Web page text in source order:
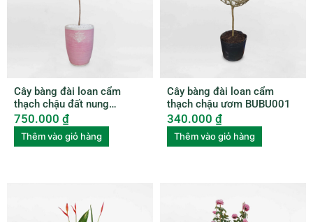
Cây bàng đài loan cẩm
thạch chậu đất nung
BUBU006
750.000 ₫
Thêm vào giỏ hàng
Cây bàng đài loan cẩm
thạch chậu ươm BUBU001
340.000 ₫
Thêm vào giỏ hàng